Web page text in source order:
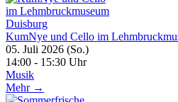
KumNye und Cello im
05. Juli 2026 (So.)
14:00 - 15:30 Uhr
Musik
Mehr →